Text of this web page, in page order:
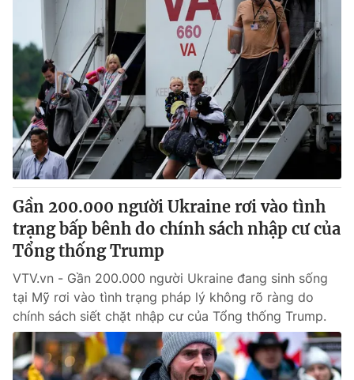
Giải sao mai
Chất lượng cuộc sống
Tuyển sinh
Học trực tuyến
Công nghệ
Hitech Công nghệ tương lai
Sản phẩm
Thị trường
Tư vấn
Giao lưu trực tuyến
Lịch phát sóng
Chuyên mục khác
Emagazine Podcast
Photo
Video Shorts video
VTV Money VTV Thể thao
Gần 200.000 người Ukraine rơi vào tình
trạng bấp bênh do chính sách nhập cư của
Tổng thống Trump
VTV.vn - Gần 200.000 người Ukraine đang sinh sống
tại Mỹ rơi vào tình trạng pháp lý không rõ ràng do
chính sách siết chặt nhập cư của Tổng thống Trump.